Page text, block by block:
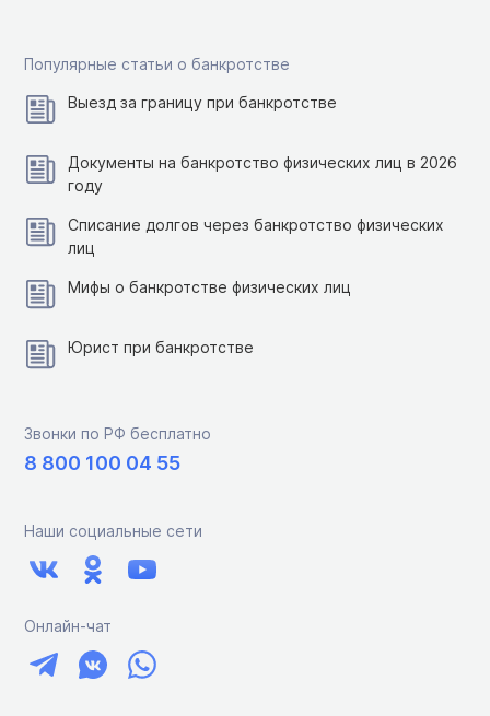
Популярные статьи о банкротстве
Выезд за границу при банкротстве
Документы на банкротство физических лиц в 2026
году
Списание долгов через банкротство физических
лиц
Мифы о банкротстве физических лиц
Юрист при банкротстве
Звонки по РФ бесплатно
8 800 100 04 55
Наши социальные сети
Онлайн-чат